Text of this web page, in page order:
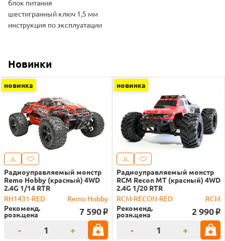
блок питания
шестигранный ключ 1,5 мм
инструкция по эксплуатации
Новинки
новинка
Радиоуправляемый монстр
Remo Hobby (красный) 4WD
2.4G 1/14 RTR
RH1431-RED
Remo Hobby
Рекоменд.
розн.цена 7 590 o
- +
новинка
Радиоуправляемый монстр
RCM Recon MT (красный) 4WD
2.4G 1/20 RTR
RCM-RECON-RED
RCM
Рекоменд.
розн.цена 2 990 o
- +